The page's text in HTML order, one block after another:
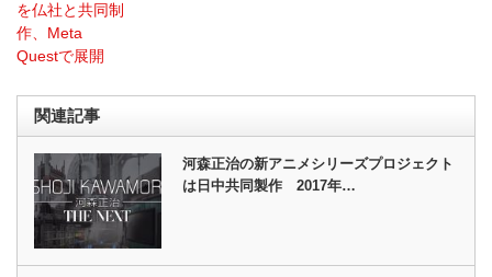
を仏社と共同制
作、Meta
Questで展開
関連記事
河森正治の新アニメシリーズプロジェクト
は日中共同製作 2017年…